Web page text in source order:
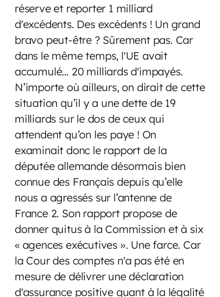
réserve et reporter 1 milliard
d'excédents. Des excédents ! Un grand
bravo peut-être ? Sûrement pas. Car
dans le même temps, l'UE avait
accumulé… 20 milliards d'impayés.
N’importe où ailleurs, on dirait de cette
situation qu’il y a une dette de 19
milliards sur le dos de ceux qui
attendent qu’on les paye ! On
examinait donc le rapport de la
députée allemande désormais bien
connue des Français depuis qu’elle
nous a agressés sur l’antenne de
France 2. Son rapport propose de
donner quitus à la Commission et à six
« agences exécutives ». Une farce. Car
la Cour des comptes n'a pas été en
mesure de délivrer une déclaration
d'assurance positive quant à la légalité